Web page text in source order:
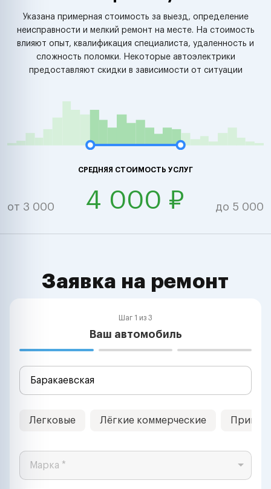
Указана примерная стоимость за выезд, определение
неисправности и мелкий ремонт на месте. На стоимость
влияют опыт, квалификация специалиста, удаленность и
сложность поломки. Некоторые автоэлектрики
предоставляют скидки в зависимости от ситуации
СРЕДНЯЯ СТОИМОСТЬ УСЛУГ
от 3 000 4 000 ₽ до 5 000
Заявка на ремонт
Шаг 1 из 3
Ваш автомобиль
Легковые Лёгкие коммерческие
Марка *